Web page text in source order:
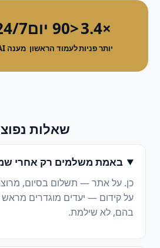
×3.4
יותר פניות
<90 יום
לעמוד הראשון
7
מענה AI
שאלות
באמת משלמים רק אחרי
כן. על אתר — תשלום בסיום,
על קידום — יעדים מוגדרים
בהם, לא שילמת.